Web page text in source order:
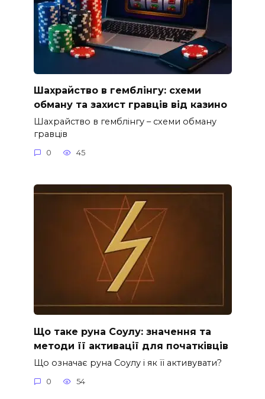
Шахрайство в гемблінгу: схеми
обману та захист гравців від казино
Шахрайство в гемблінгу – схеми обману
гравців
0 45
Що таке руна Соулу: значення та
методи її активації для початківців
Що означає руна Соулу і як її активувати?
0 54